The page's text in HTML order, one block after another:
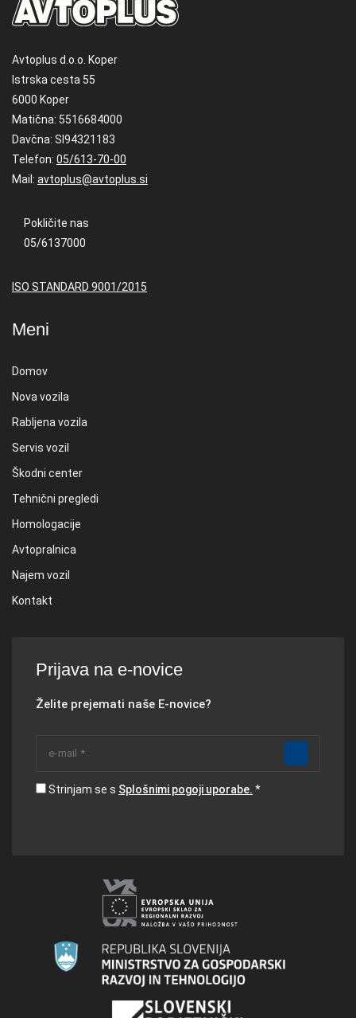
Avtoplus d.o.o. Koper
Istrska cesta 55
6000 Koper
Matična: 5516684000
Davčna: SI94321183
Telefon: 05/613-70-00
Mail: avtoplus@avtoplus.si
Pokličite nas
05/6137000
ISO STANDARD 9001/2015
Meni
Domov
Nova vozila
Rabljena vozila
Servis vozil
Škodni center
Tehnični pregledi
Homologacije
Avtopralnica
Najem vozil
Kontakt
Prijava na e-novice
Želite prejemati naše E-novice?
Strinjam se s Splošnimi pogoji uporabe.